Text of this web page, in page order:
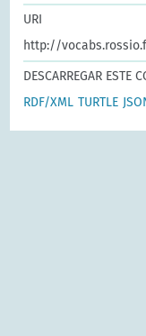
URI
http://
DESCARREGAR ESTE
RDF/XML TURTLE